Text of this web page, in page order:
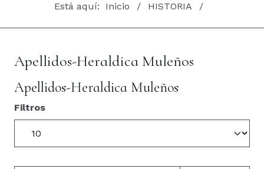
Está aquí: Inicio HISTORIA
Apellidos-Heraldica Muleños
Apellidos-Heraldica Muleños
Filtros